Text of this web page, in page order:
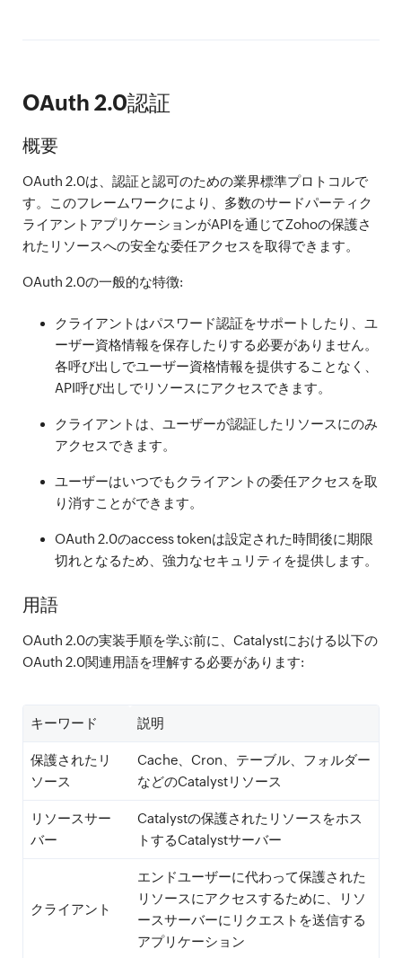
OAuth 2.0認証
概要
OAuth 2.0は、認証と認可のための業界標準プロトコルで
す。このフレームワークにより、多数のサードパーティク
ライアントアプリケーションがAPIを通じてZohoの保護さ
れたリソースへの安全な委任アクセスを取得できます。
OAuth 2.0の一般的な特徴:
クライアントはパスワード認証をサポートしたり、ユ
ーザー資格情報を保存したりする必要がありません。
各呼び出しでユーザー資格情報を提供することなく、
API呼び出しでリソースにアクセスできます。
クライアントは、ユーザーが認証したリソースにのみ
アクセスできます。
ユーザーはいつでもクライアントの委任アクセスを取
り消すことができます。
OAuth 2.0のaccess tokenは設定された時間後に期限
切れとなるため、強力なセキュリティを提供します。
用語
OAuth 2.0の実装手順を学ぶ前に、Catalystにおける以下の
OAuth 2.0関連用語を理解する必要があります:
キーワード 説明
保護されたリ
ソース
Cache、Cron、テーブル、フォルダー
などのCatalystリソース
リソースサー
バー
Catalystの保護されたリソースをホス
トするCatalystサーバー
クライアント
エンドユーザーに代わって保護された
リソースにアクセスするために、リソ
ースサーバーにリクエストを送信する
アプリケーション